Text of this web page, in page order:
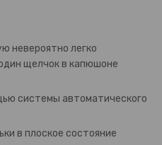
невероятно легко
щелчок в капюшоне
системы автоматического
в плоское состояние